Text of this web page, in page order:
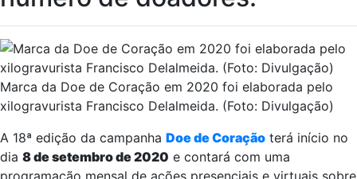
Marca da Doe de Coração em 2020 foi elaborada pelo
xilogravurista Francisco Delalmeida. (Foto: Divulgação)
A 18ª edição da campanha Doe de Coração terá início no
dia 8 de setembro de 2020 e contará com uma
programação mensal de ações presenciais e virtuais sobre